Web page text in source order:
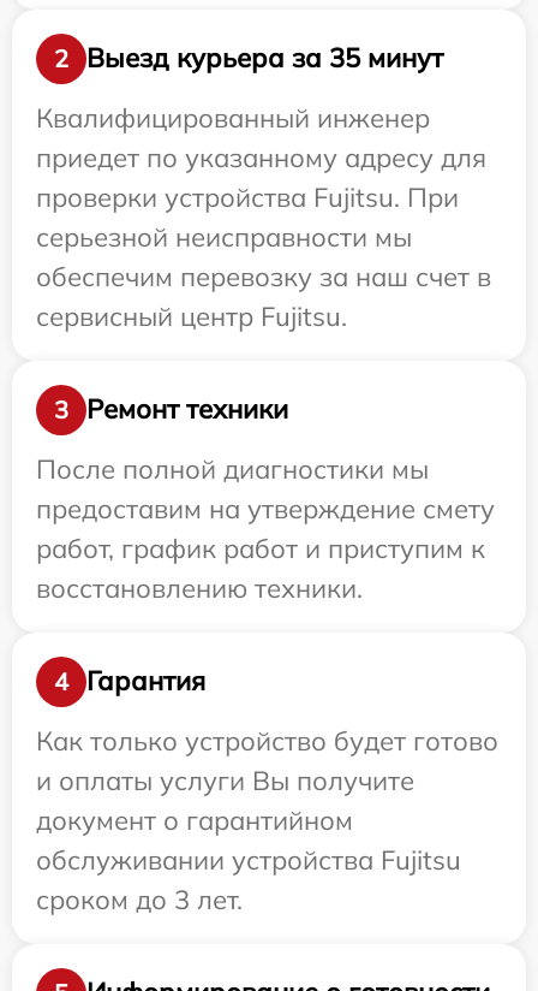
2
Выезд курьера за 35 минут
Квалифицированный инженер
приедет по указанному адресу для
проверки устройства Fujitsu. При
серьезной неисправности мы
обеспечим перевозку за наш счет в
сервисный центр Fujitsu.
3
Ремонт техники
После полной диагностики мы
предоставим на утверждение смету
работ, график работ и приступим к
восстановлению техники.
4
Гарантия
Как только устройство будет готово
и оплаты услуги Вы получите
документ о гарантийном
обслуживании устройства Fujitsu
сроком до 3 лет.